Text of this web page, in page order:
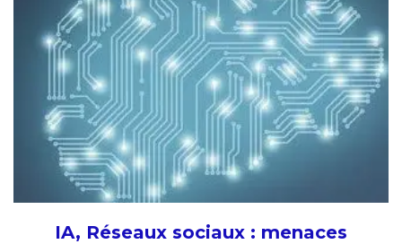
IA, Réseaux sociaux : menaces